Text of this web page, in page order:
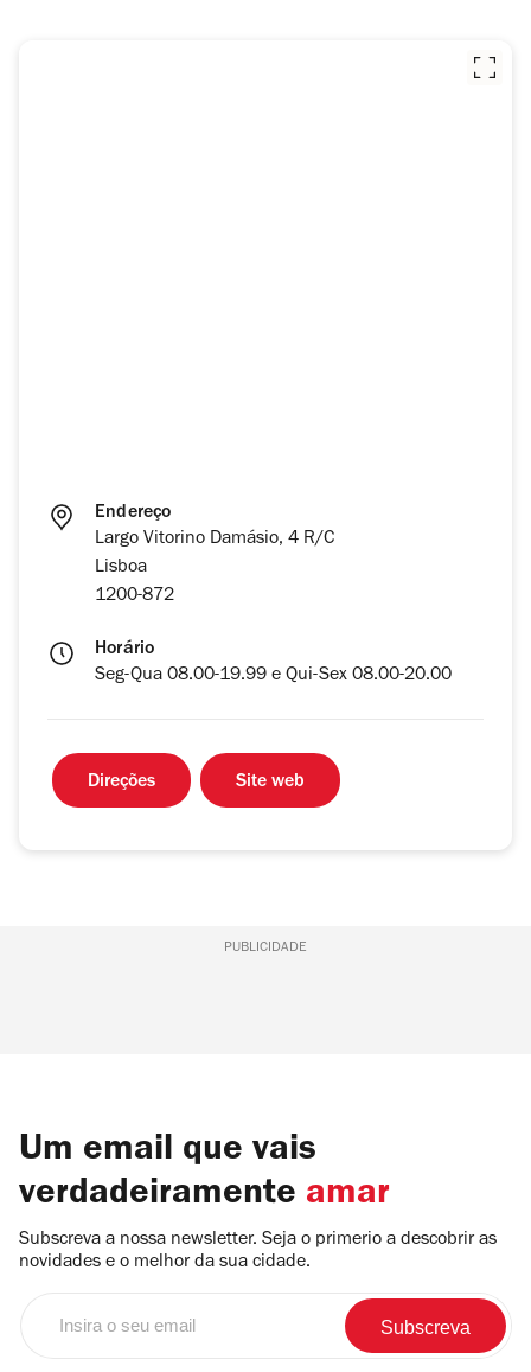
Endereço
Largo Vitorino Damásio, 4 R/C
Lisboa
1200-872
Horário
Seg-Qua 08.00-19.99 e Qui-Sex 08.00-20.00
Direções Site web
PUBLICIDADE
Um email que vais
verdadeiramente amar
Subscreva a nossa newsletter. Seja o primerio a descobrir as
novidades e o melhor da sua cidade.